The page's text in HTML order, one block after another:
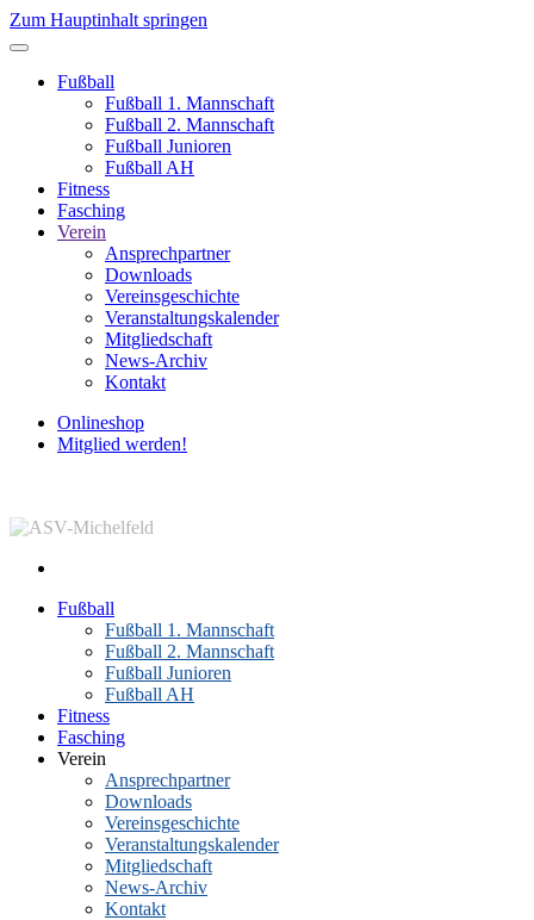
Zum Hauptinhalt springen
Fußball
Fußball 1. Mannschaft
Fußball 2. Mannschaft
Fußball Junioren
Fußball AH
Fitness
Fasching
Verein
Ansprechpartner
Downloads
Vereinsgeschichte
Veranstaltungskalender
Mitgliedschaft
News-Archiv
Kontakt
Onlineshop
Mitglied werden!
Fußball
Fußball 1. Mannschaft
Fußball 2. Mannschaft
Fußball Junioren
Fußball AH
Fitness
Fasching
Verein
Ansprechpartner
Downloads
Vereinsgeschichte
Veranstaltungskalender
Mitgliedschaft
News-Archiv
Kontakt